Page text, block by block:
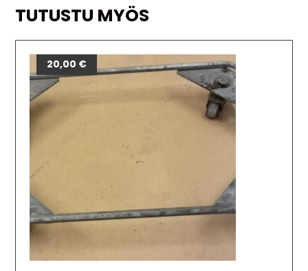
TUTUSTU MYÖS
20,00 €